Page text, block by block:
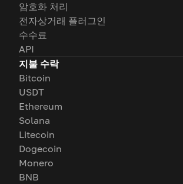
암호화 처리
전자상거래 플러그인
수수료
API
지불 수락
Bitcoin
USDT
Ethereum
Solana
Litecoin
Dogecoin
Monero
BNB